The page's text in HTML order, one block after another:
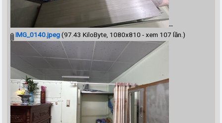
--
IMG_0140.jpeg(97.43 KiloByte, 1080x810 - xem 107 lần.)